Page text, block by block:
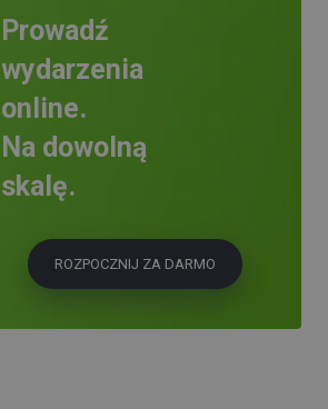
Prowadź
wydarzenia
online.
Na dowolną
skalę.
ROZPOCZNIJ ZA DARMO